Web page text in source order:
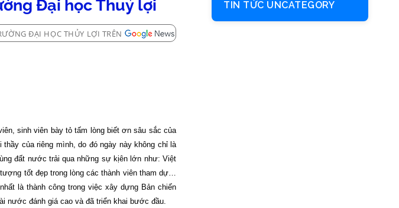
Đại học Thuỷ lợi
ĐẠI HỌC THỦY LỢI TRÊN
sinh viên bày tỏ tấm lòng biết ơn sâu sắc của
của riêng mình, do đó ngày này không chỉ là
đất nước trải qua những sự kịên lớn như: Việt
tốt đẹp trong lòng các thành viên tham dự…
là thành công trong việc xây dựng Bản chiến
nước đánh giá cao và đã triển khai bước đầu.
TIN TỨC UNCATEGORY